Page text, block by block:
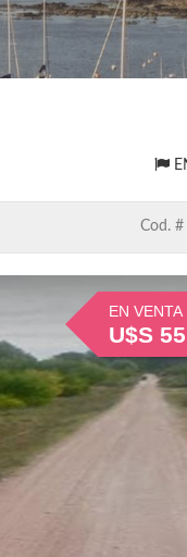
Cod.
EN VENTA
U$S